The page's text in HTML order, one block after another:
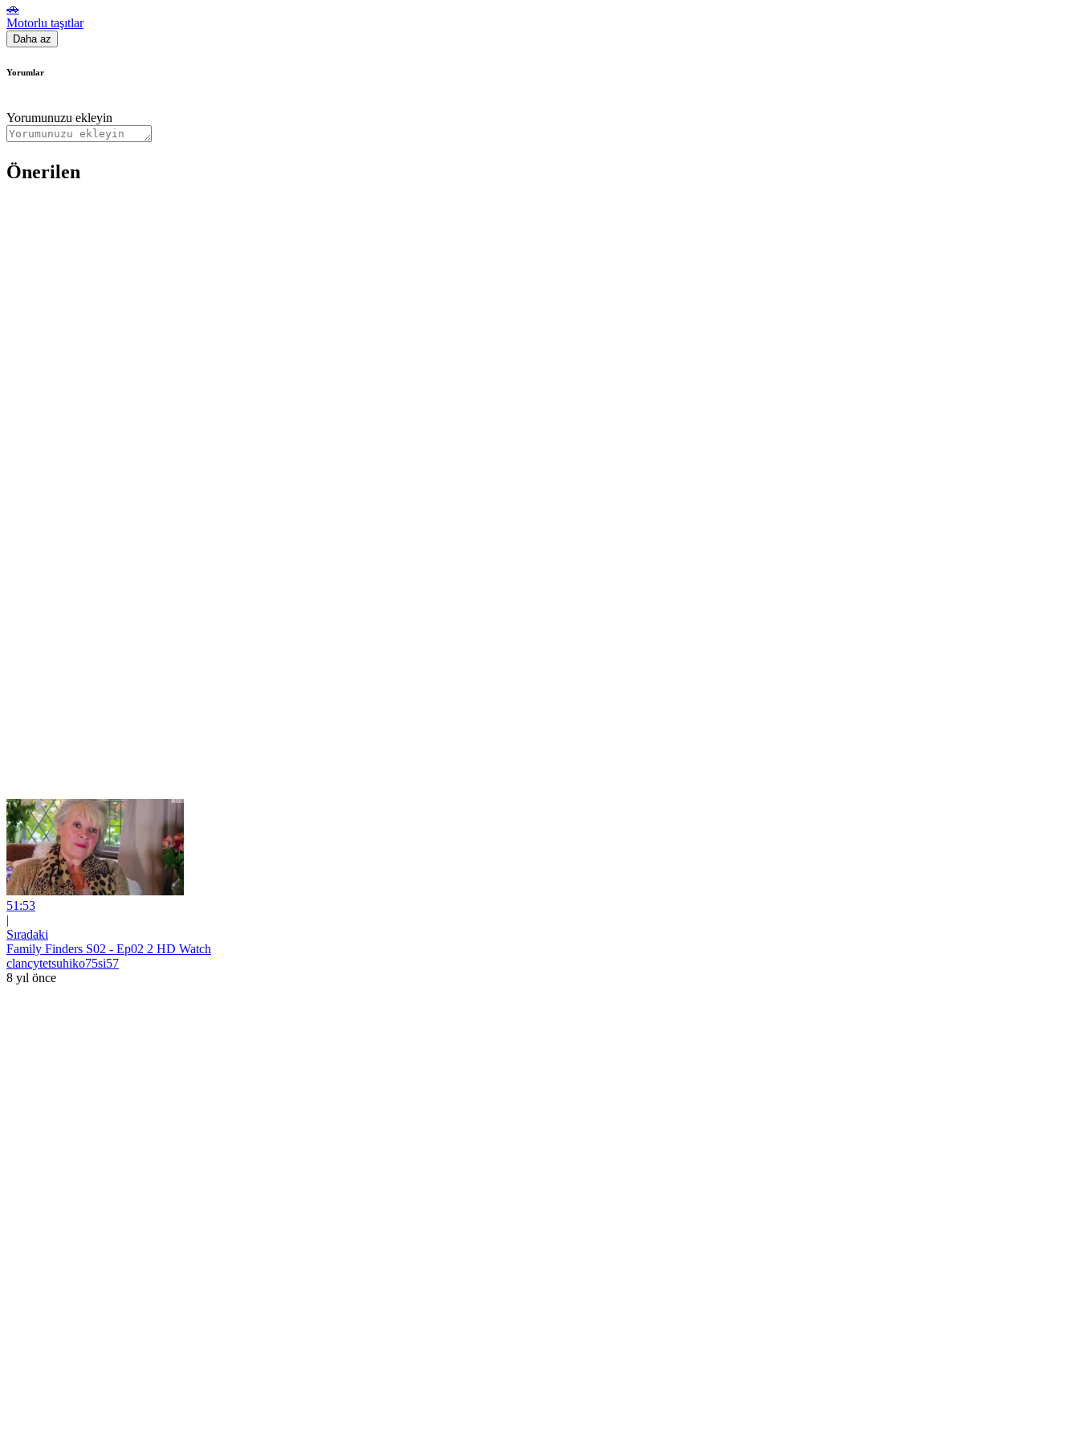
🚗
Motorlu taşıtlar
Daha az
Yorumlar
Yorumunuzu ekleyin
Önerilen
51:53
|
Sıradaki
Family Finders S02 - Ep02 2 HD Watch
clancytetsuhiko75si57
8 yıl önce